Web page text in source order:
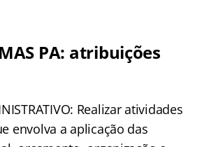
PA: atribuições
Realizar atividades
envolva a aplicação das